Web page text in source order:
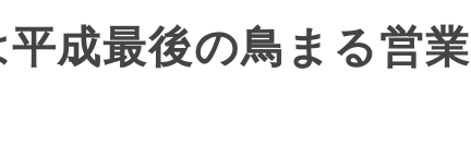
成最後の鳥まる営業